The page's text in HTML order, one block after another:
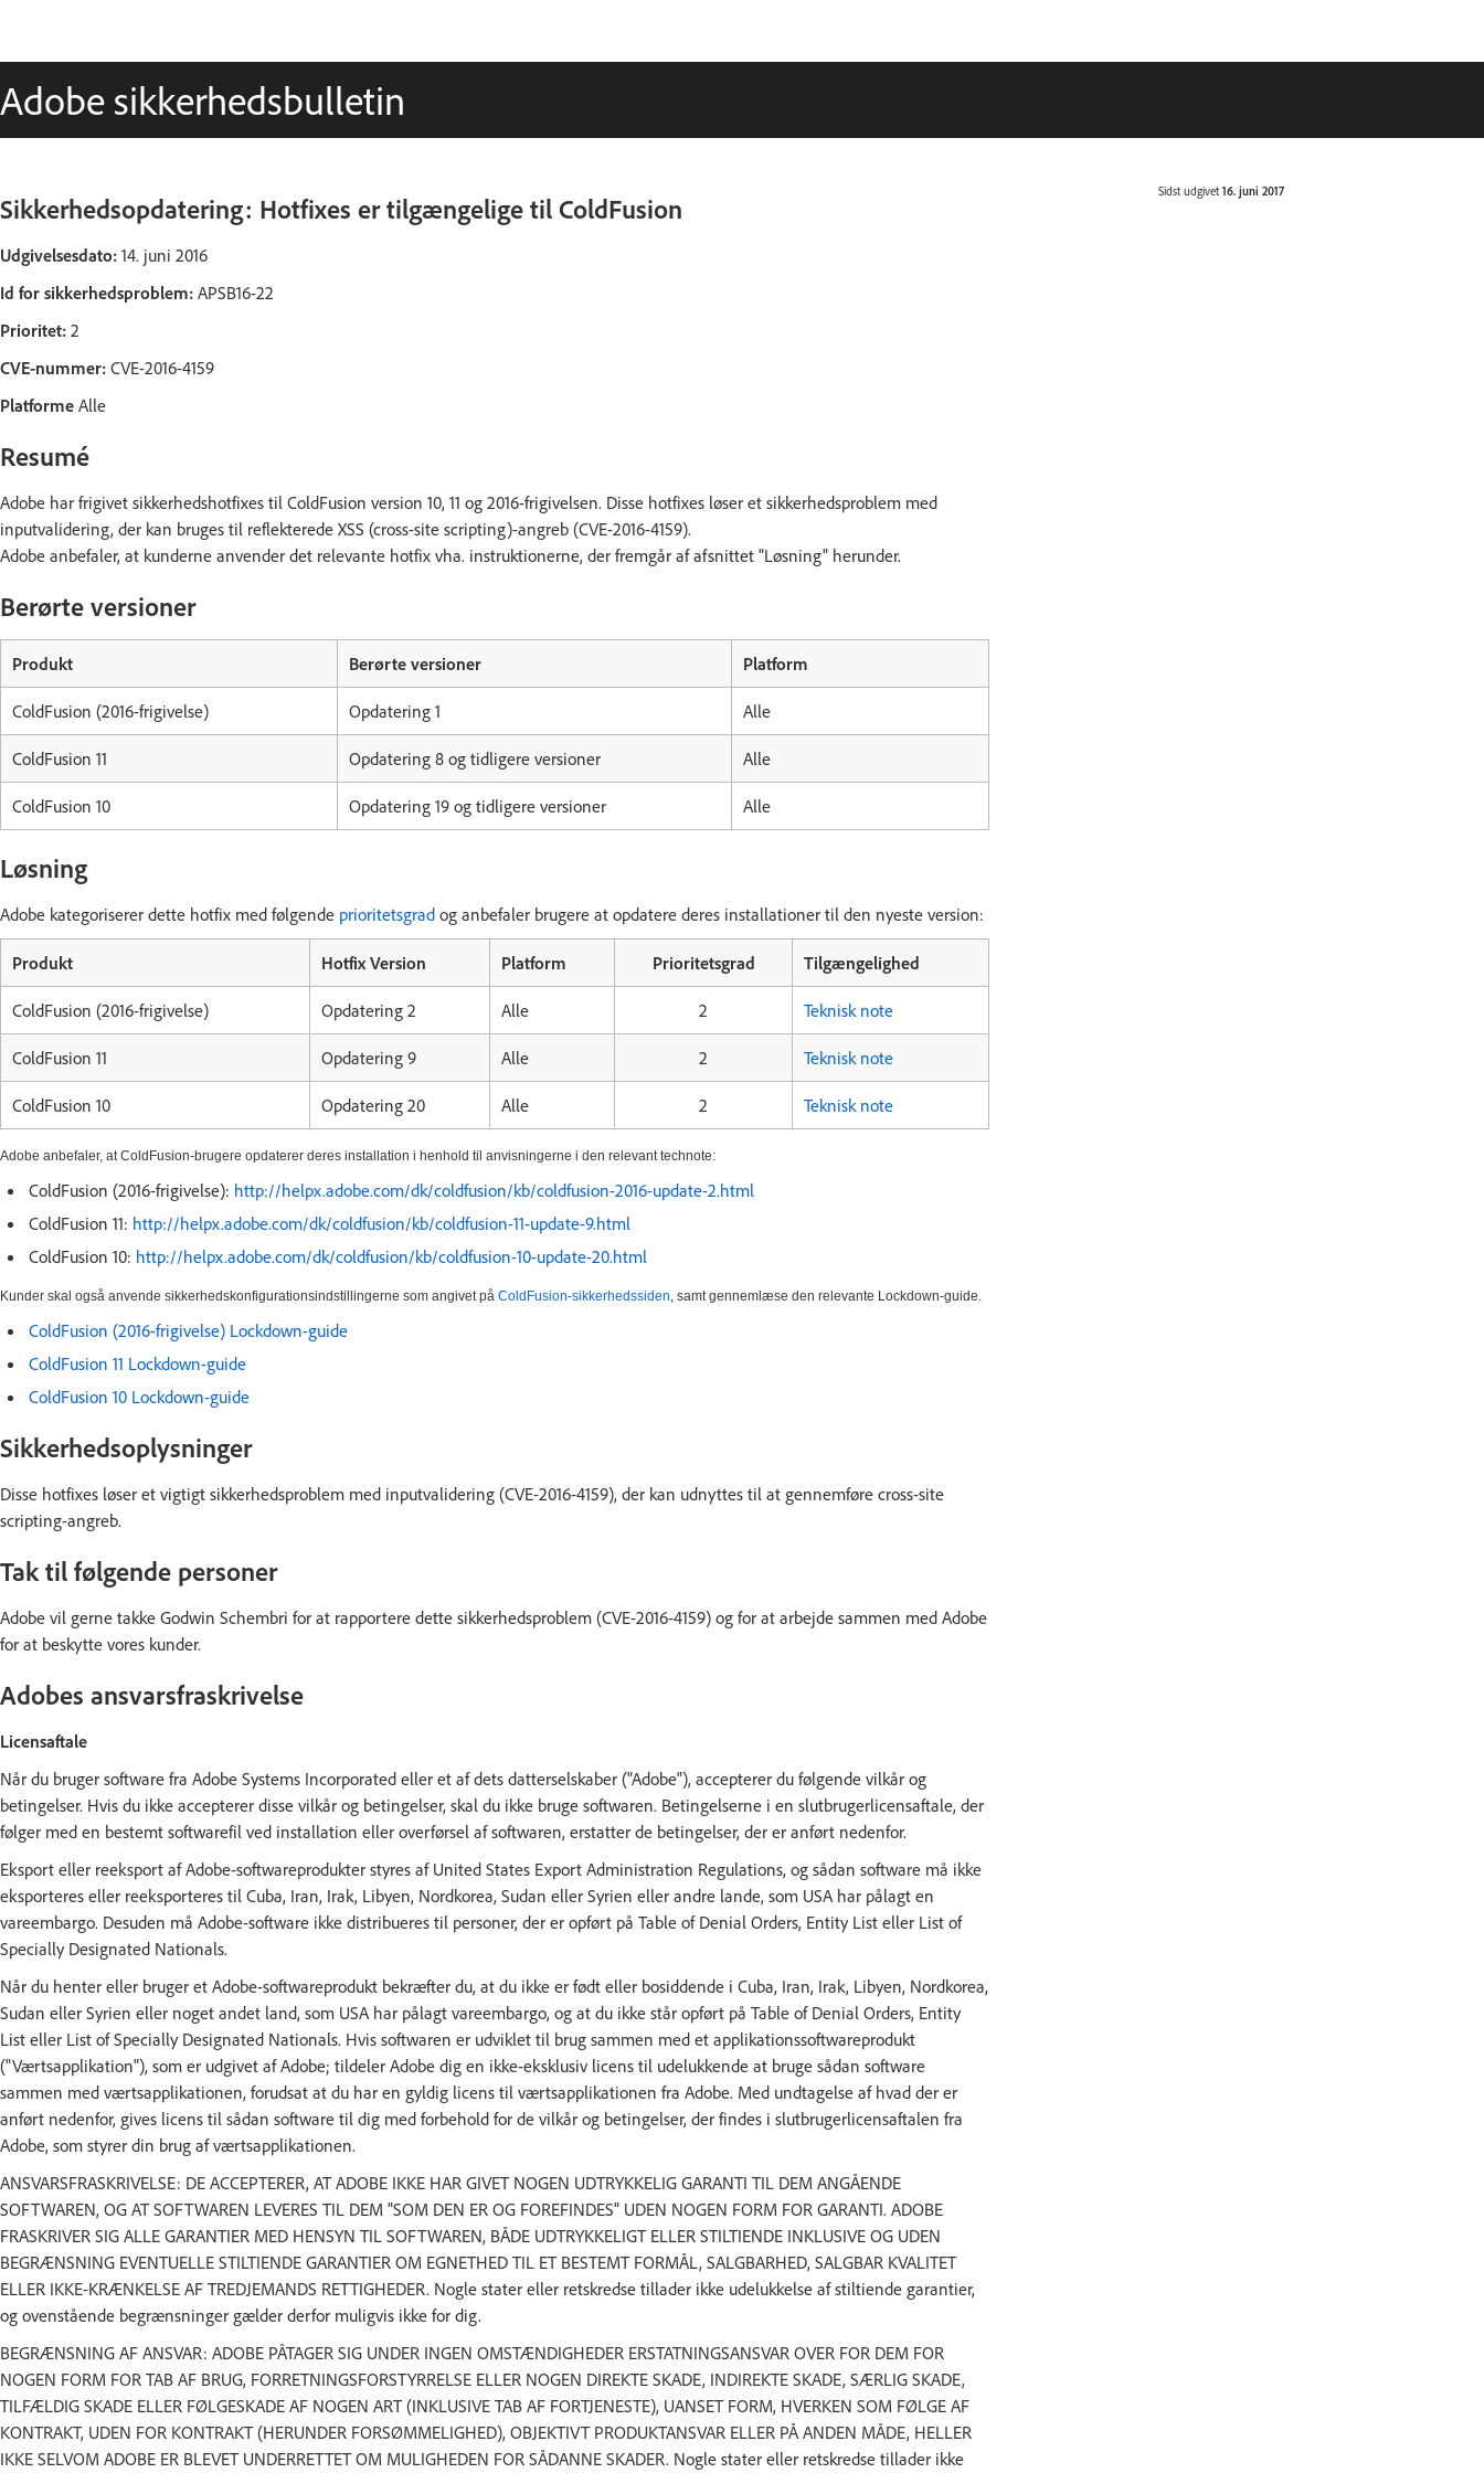
Adobe sikkerhedsbulletin
Sidst udgivet 16. juni 2017
Sikkerhedsopdatering: Hotfixes er tilgængelige til ColdFusion
Udgivelsesdato: 14. juni 2016
Id for sikkerhedsproblem: APSB16-22
Prioritet: 2
CVE-nummer: CVE-2016-4159
Platforme Alle
Resumé
Adobe har frigivet sikkerhedshotfixes til ColdFusion version 10, 11 og 2016-frigivelsen. Disse hotfixes løser et sikkerhedsproblem med
inputvalidering, der kan bruges til reflekterede XSS (cross-site scripting)-angreb (CVE-2016-4159).
Adobe anbefaler, at kunderne anvender det relevante hotfix vha. instruktionerne, der fremgår af afsnittet "Løsning" herunder.
Berørte versioner
Produkt Berørte versioner Platform
ColdFusion (2016-frigivelse) Opdatering 1 Alle
ColdFusion 11 Opdatering 8 og tidligere versioner Alle
ColdFusion 10 Opdatering 19 og tidligere versioner Alle
Løsning
Adobe kategoriserer dette hotfix med følgende prioritetsgrad og anbefaler brugere at opdatere deres installationer til den nyeste version:
Produkt Hotfix Version Platform Prioritetsgrad Tilgængelighed
ColdFusion (2016-frigivelse) Opdatering 2 Alle 2 Teknisk note
ColdFusion 11 Opdatering 9 Alle 2 Teknisk note
ColdFusion 10 Opdatering 20 Alle 2 Teknisk note
Adobe anbefaler, at ColdFusion-brugere opdaterer deres installation i henhold til anvisningerne i den relevant technote:
ColdFusion (2016-frigivelse): http://helpx.adobe.com/dk/coldfusion/kb/coldfusion-2016-update-2.html
ColdFusion 11: http://helpx.adobe.com/dk/coldfusion/kb/coldfusion-11-update-9.html
ColdFusion 10: http://helpx.adobe.com/dk/coldfusion/kb/coldfusion-10-update-20.html
Kunder skal også anvende sikkerhedskonfigurationsindstillingerne som angivet på ColdFusion-sikkerhedssiden, samt gennemlæse den relevante Lockdown-guide.
ColdFusion (2016-frigivelse) Lockdown-guide
ColdFusion 11 Lockdown-guide
ColdFusion 10 Lockdown-guide
Sikkerhedsoplysninger
Disse hotfixes løser et vigtigt sikkerhedsproblem med inputvalidering (CVE-2016-4159), der kan udnyttes til at gennemføre cross-site
scripting-angreb.
Tak til følgende personer
Adobe vil gerne takke Godwin Schembri for at rapportere dette sikkerhedsproblem (CVE-2016-4159) og for at arbejde sammen med Adobe
for at beskytte vores kunder.
Adobes ansvarsfraskrivelse
Licensaftale
Når du bruger software fra Adobe Systems Incorporated eller et af dets datterselskaber ("Adobe"), accepterer du følgende vilkår og
betingelser. Hvis du ikke accepterer disse vilkår og betingelser, skal du ikke bruge softwaren. Betingelserne i en slutbrugerlicensaftale, der
følger med en bestemt softwarefil ved installation eller overførsel af softwaren, erstatter de betingelser, der er anført nedenfor.
Eksport eller reeksport af Adobe-softwareprodukter styres af United States Export Administration Regulations, og sådan software må ikke
eksporteres eller reeksporteres til Cuba, Iran, Irak, Libyen, Nordkorea, Sudan eller Syrien eller andre lande, som USA har pålagt en
vareembargo. Desuden må Adobe-software ikke distribueres til personer, der er opført på Table of Denial Orders, Entity List eller List of
Specially Designated Nationals.
Når du henter eller bruger et Adobe-softwareprodukt bekræfter du, at du ikke er født eller bosiddende i Cuba, Iran, Irak, Libyen, Nordkorea,
Sudan eller Syrien eller noget andet land, som USA har pålagt vareembargo, og at du ikke står opført på Table of Denial Orders, Entity
List eller List of Specially Designated Nationals. Hvis softwaren er udviklet til brug sammen med et applikationssoftwareprodukt
("Værtsapplikation"), som er udgivet af Adobe; tildeler Adobe dig en ikke-eksklusiv licens til udelukkende at bruge sådan software
sammen med værtsapplikationen, forudsat at du har en gyldig licens til værtsapplikationen fra Adobe. Med undtagelse af hvad der er
anført nedenfor, gives licens til sådan software til dig med forbehold for de vilkår og betingelser, der findes i slutbrugerlicensaftalen fra
Adobe, som styrer din brug af værtsapplikationen.
ANSVARSFRASKRIVELSE: DE ACCEPTERER, AT ADOBE IKKE HAR GIVET NOGEN UDTRYKKELIG GARANTI TIL DEM ANGÅENDE
SOFTWAREN, OG AT SOFTWAREN LEVERES TIL DEM "SOM DEN ER OG FOREFINDES" UDEN NOGEN FORM FOR GARANTI. ADOBE
FRASKRIVER SIG ALLE GARANTIER MED HENSYN TIL SOFTWAREN, BÅDE UDTRYKKELIGT ELLER STILTIENDE INKLUSIVE OG UDEN
BEGRÆNSNING EVENTUELLE STILTIENDE GARANTIER OM EGNETHED TIL ET BESTEMT FORMÅL, SALGBARHED, SALGBAR KVALITET
ELLER IKKE-KRÆNKELSE AF TREDJEMANDS RETTIGHEDER. Nogle stater eller retskredse tillader ikke udelukkelse af stiltiende garantier,
og ovenstående begrænsninger gælder derfor muligvis ikke for dig.
BEGRÆNSNING AF ANSVAR: ADOBE PÅTAGER SIG UNDER INGEN OMSTÆNDIGHEDER ERSTATNINGSANSVAR OVER FOR DEM FOR
NOGEN FORM FOR TAB AF BRUG, FORRETNINGSFORSTYRRELSE ELLER NOGEN DIREKTE SKADE, INDIREKTE SKADE, SÆRLIG SKADE,
TILFÆLDIG SKADE ELLER FØLGESKADE AF NOGEN ART (INKLUSIVE TAB AF FORTJENESTE), UANSET FORM, HVERKEN SOM FØLGE AF
KONTRAKT, UDEN FOR KONTRAKT (HERUNDER FORSØMMELIGHED), OBJEKTIVT PRODUKTANSVAR ELLER PÅ ANDEN MÅDE, HELLER
IKKE SELVOM ADOBE ER BLEVET UNDERRETTET OM MULIGHEDEN FOR SÅDANNE SKADER. Nogle stater eller retskredse tillader ikke